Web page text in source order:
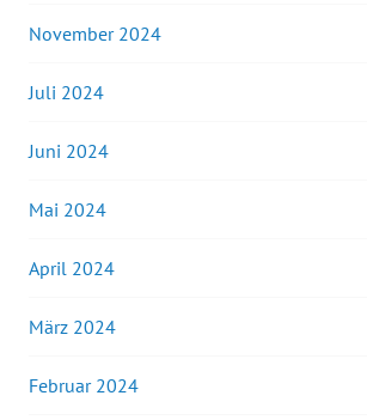
November 2024
Juli 2024
Juni 2024
Mai 2024
April 2024
März 2024
Februar 2024